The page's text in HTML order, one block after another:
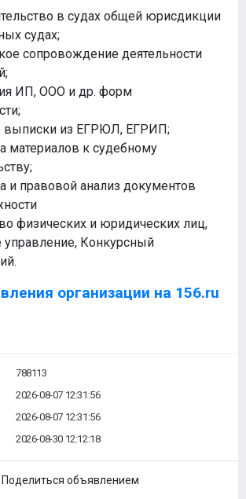
в судах общей юрисдикции
судах;
сопровождение деятельности
ИП, ООО и др. форм
выписки из ЕГРЮЛ, ЕГРИП;
материалов к судебному
и правовой анализ документов
физических и юридических лиц,
управление, Конкурсный
организации на 156.ru
788113
2026-08-07 12:31:56
2026-08-07 12:31:56
2026-08-30 12:12:18
Поделиться объявлением